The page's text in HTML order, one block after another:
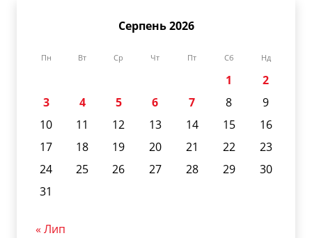
Серпень 2026
Пн Вт Ср Чт Пт Сб Нд
1
2
3
4 5 6 7 8
9
10
11 12 13 14 15
16
17
18 19 20 21 22
23
24
25 26 27 28 29
30
31
« Лип